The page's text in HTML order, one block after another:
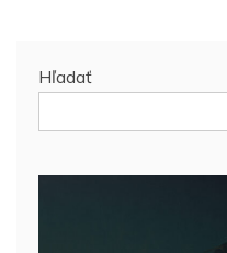
Hľadať